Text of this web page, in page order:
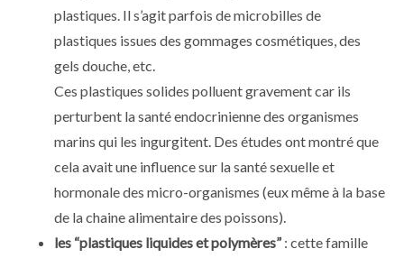
plastiques. Il s’agit parfois de microbilles de
plastiques issues des gommages cosmétiques, des
gels douche, etc.
Ces plastiques solides polluent gravement car ils
perturbent la santé endocrinienne des organismes
marins qui les ingurgitent. Des études ont montré que
cela avait une influence sur la santé sexuelle et
hormonale des micro-organismes (eux même à la base
de la chaine alimentaire des poissons).
les “plastiques liquides et polymères” : cette famille